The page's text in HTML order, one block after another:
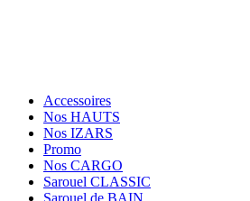
Accessoires
Nos HAUTS
Nos IZARS
Promo
Nos CARGO
Sarouel CLASSIC